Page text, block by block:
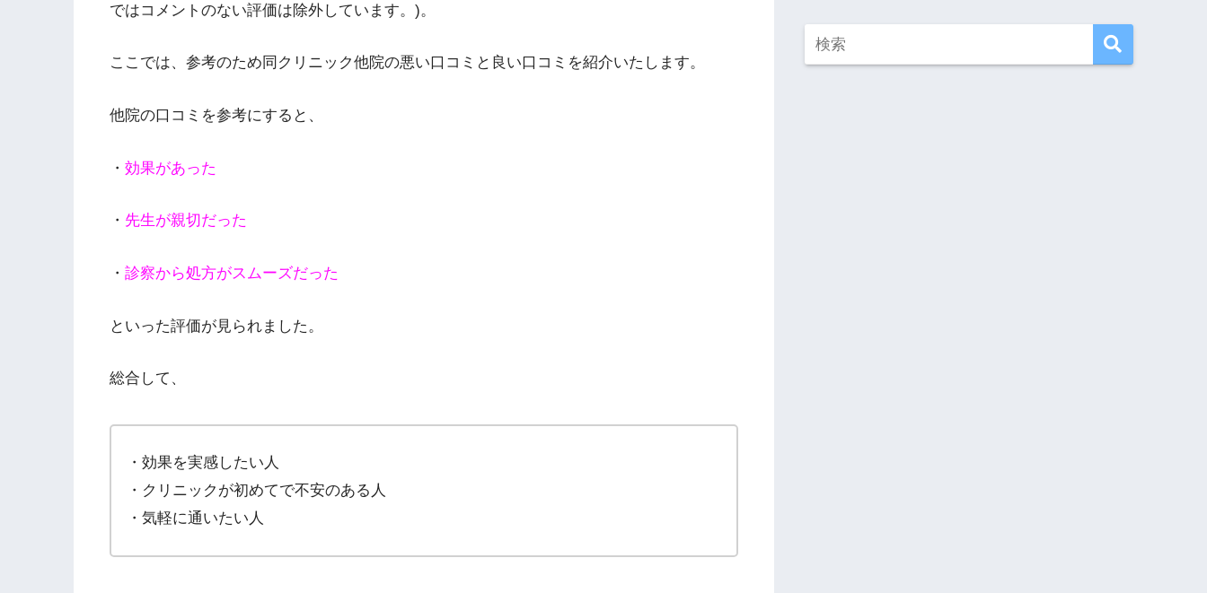
ではコメントのない評価は除外しています。)。
ここでは、参考のため同クリニック他院の悪い口コミと良い口コミを紹介いたします。
他院の口コミを参考にすると、
・ 効果があった
・ 先生が親切だった
・ 診察から処方がスムーズだった
といった評価が見られました。
総合して、
・効果を実感したい人
・クリニックが初めてで不安のある人
・気軽に通いたい人